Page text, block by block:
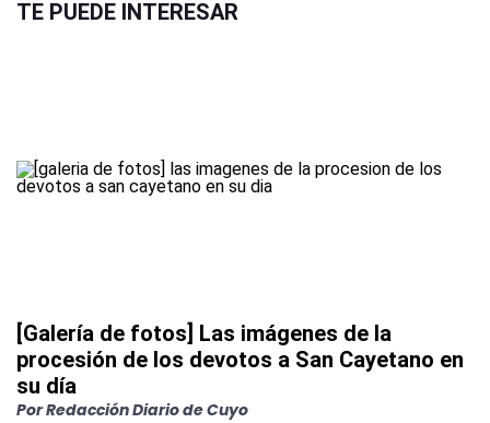
TE PUEDE INTERESAR
[Galería de fotos] Las imágenes de la
procesión de los devotos a San Cayetano en
su día
PorRedacción Diario de Cuyo